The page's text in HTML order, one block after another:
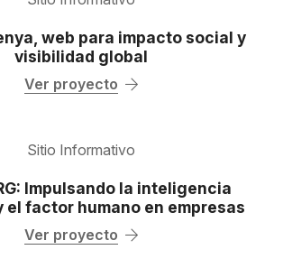
web para impacto social y
visibilidad global
Ver proyecto
Sitio Informativo
Impulsando la inteligencia
el factor humano en empresas
Ver proyecto